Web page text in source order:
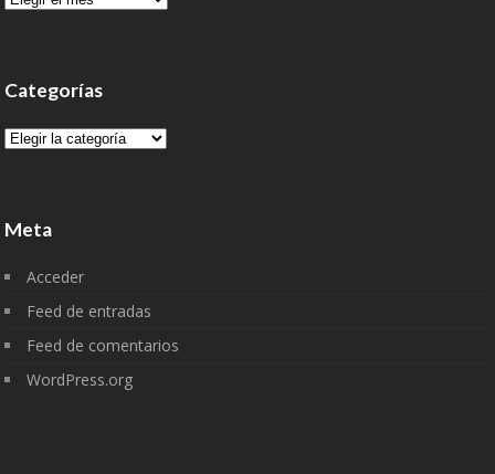
Categorías
Categorías
Meta
Acceder
Feed de entradas
Feed de comentarios
WordPress.org